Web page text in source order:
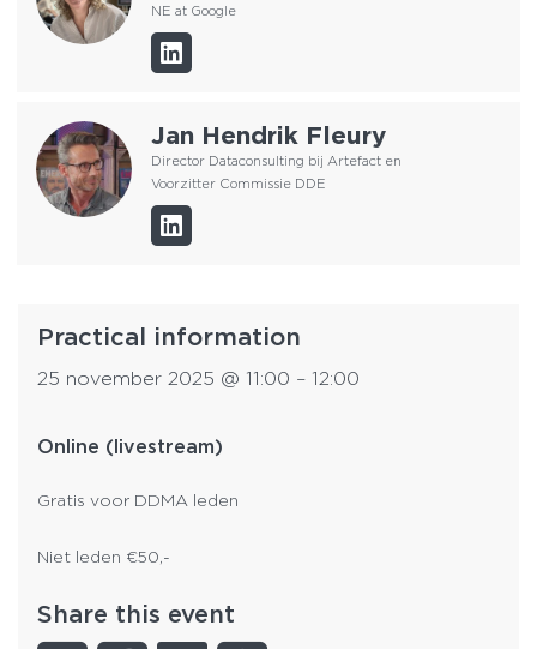
NE at Google
Jan Hendrik Fleury
Director Dataconsulting bij Artefact en
Voorzitter Commissie DDE
Practical information
25 november 2025 @ 11:00 – 12:00
Online (livestream)
Gratis voor DDMA leden
Niet leden €50,-
Share this event